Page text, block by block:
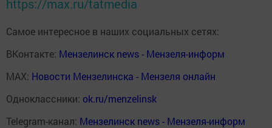
https://max.ru/tatmedia
Самое интересное в наших социальных сетях:
ВКонтакте: Мензелинск news - Мензеля-информ
MAX: Новости Мензелинска - Мензеля онлайн
Одноклассники: ok.ru/menzelinsk
Telegram-канал: Мензелинск news - Мензеля-информ